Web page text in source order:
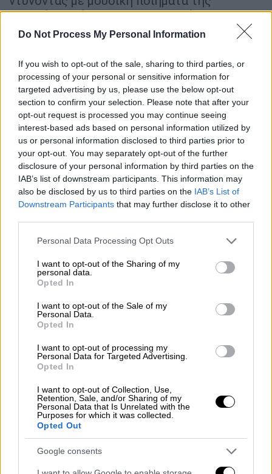
Do Not Process My Personal Information
If you wish to opt-out of the sale, sharing to third parties, or
processing of your personal or sensitive information for
targeted advertising by us, please use the below opt-out
section to confirm your selection. Please note that after your
opt-out request is processed you may continue seeing
interest-based ads based on personal information utilized by
us or personal information disclosed to third parties prior to
your opt-out. You may separately opt-out of the further
disclosure of your personal information by third parties on the
IAB’s list of downstream participants. This information may
also be disclosed by us to third parties on the IAB’s List of
Downstream Participants that may further disclose it to other
Please note that this website/app uses one or more Google
not limited to your visit or usage behaviour. You may click to
grant or deny consent to Google and its third-party tags to
use your data for below specified purposes in below Google
consent section.
Personal Data Processing Opt Outs
I want to opt-out of the Sharing of my
personal data.
Opted In
I want to opt-out of the Sale of my
Personal Data.
Opted In
I want to opt-out of processing my
Personal Data for Targeted Advertising.
Opted In
I want to opt-out of Collection, Use,
Retention, Sale, and/or Sharing of my
Personal Data that Is Unrelated with the
Purposes for which it was collected.
Opted Out
Google consents
Κατερίνας Γώγουκαι τηςΚατερίνας
Αγγελάκη-Ρουκ, ενώ ταυτόχρονα συνεχίζει
Καλογεράκη (με τον οποίο δημιούργησαν το
«Κάτι Παράξενο»), ο οποίος είναι παρών και
εδώ με τραγούδια που έγραψε πάνω σε
ποίηση των Ζακ Πρεβέρ, Αρθούρου Ρεμπώ
και Μάνου Πετράκη.
ΔΙΑΒΑΣΤΕ ΕΠΙΣΗΣ
Πολιτισμός|21.01.2020 12:54
Πέθανε η ποιήτρια και πνευματική
κόρη του Καζαντζάκη, Αγγελάκη-
Ρουκ
«Αναχώρηση» προς έναν νέο ηχητικό τόπο,
φρέσκο, σημερινό, με έντονο ηλεκτρονικό
στοιχείο και δυναμικές ενορχηστρώσεις, τις
οποίες υπογράφει ο ίδιος ο Απόστολος,
κουβαλώντας όμως πάντα στις αποσκευές
του όλη τη γοητεία του παλιού και του
κλασικού.